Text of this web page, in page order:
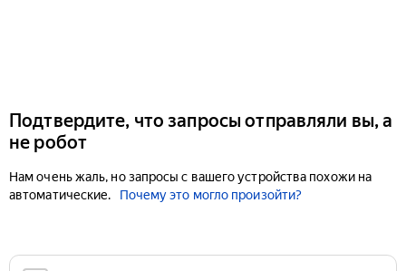
Подтвердите, что запросы отправляли вы, а
не робот
Нам очень жаль, но запросы с вашего устройства похожи на
автоматические.
Почему это могло произойти?